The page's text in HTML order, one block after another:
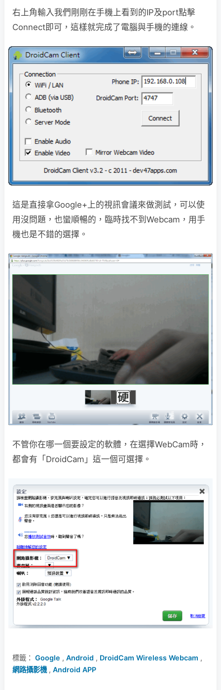
右上角輸入我們剛剛在手機上看到的IP及port點擊
Connect即可，這樣就完成了電腦與手機的連線。
這是直接拿Google+上的視訊會議來做測試，可以使
用沒問題，也蠻順暢的，臨時找不到Webcam，用手
機也是不錯的選擇。
不管你在哪一個要設定的軟體，在選擇WebCam時，
都會有「DroidCam」這一個可選擇。
標籤： Google , Android , DroidCam Wireless Webcam ,
網路攝影機, Android APP